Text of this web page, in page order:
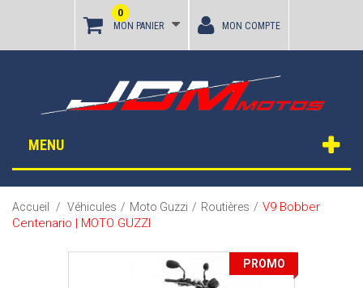
MON PANIER
0
MON COMPTE
MENU
Accueil / Véhicules / Moto Guzzi / Routières / V9 Bobber
Centenario | MOTO GUZZI
PROMO